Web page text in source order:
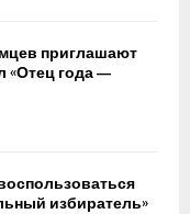
приглашают
«Отец года —
избиратель»